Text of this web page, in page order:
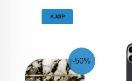
KJØP
-50%